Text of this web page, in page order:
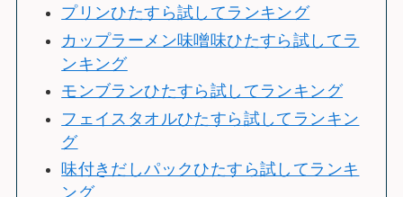
プリンひたすら試してランキング
カップラーメン味噌味ひたすら試してラ
ンキング
モンブランひたすら試してランキング
フェイスタオルひたすら試してランキン
グ
味付きだしパックひたすら試してランキ
ング